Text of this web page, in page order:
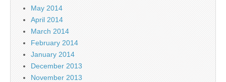
May 2014
April 2014
March 2014
February 2014
January 2014
December 2013
November 2013